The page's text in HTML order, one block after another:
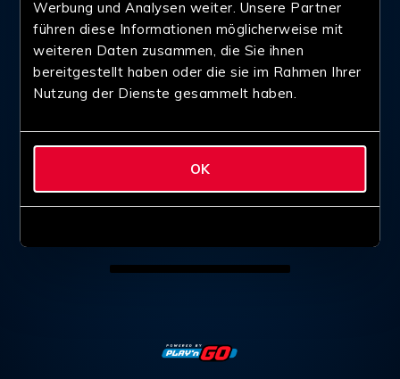
Werbung und Analysen weiter. Unsere Partner
führen diese Informationen möglicherweise mit
weiteren Daten zusammen, die Sie ihnen
bereitgestellt haben oder die sie im Rahmen Ihrer
Nutzung der Dienste gesammelt haben.
OK